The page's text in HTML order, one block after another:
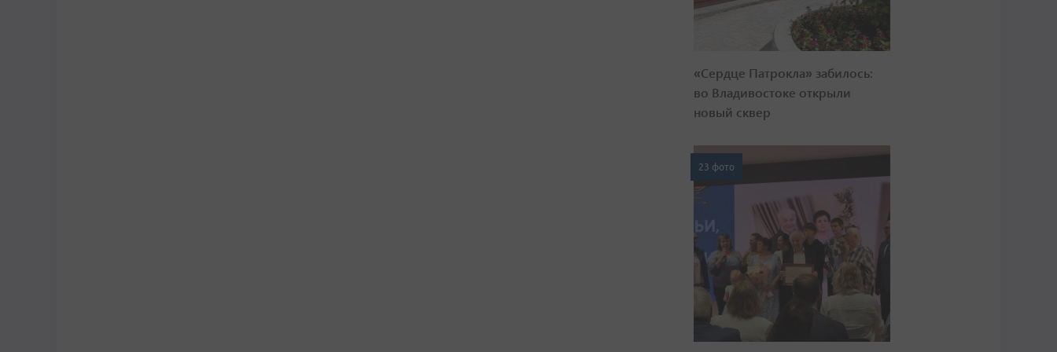
«Сердце Патрокла» забилось:
во Владивостоке открыли
новый сквер
23 фото